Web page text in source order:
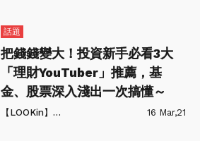
話題
把錢錢變大！投資新手必看3大
「理財YouTuber」推薦，基
金、股票深入淺出一次搞懂～
【LOOKin】美人時髦話題網 16 Mar,21